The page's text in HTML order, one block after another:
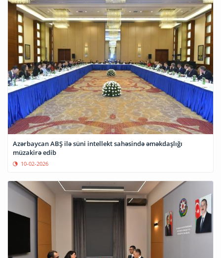
Azərbaycan ABŞ ilə süni intellekt sahəsində əməkdaşlığı
müzakirə edib
10-02-2026